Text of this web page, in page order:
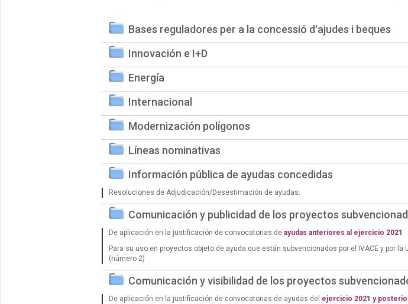
Bases reguladores per a la concessió d'ajudes i beques
Innovación e I+D
Energía
Internacional
Modernización polígonos
Líneas nominativas
Información pública de ayudas concedidas
Resoluciones de Adjudicación/Desestimación de ayudas.
Comunicación y publicidad de los proyectos
De aplicación en la justificación de convocatorias de ayudas anteriores al ejercicio 2021
Para su uso en proyectos objeto de ayuda que están subvencionados por el IVACE y por
(número 2)
Comunicación y visibilidad de los proyectos
De aplicación en la justificación de convocatorias de ayudas del ejercicio 2021 y